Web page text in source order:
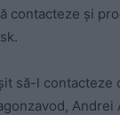
contacteze și
să-l contacteze
Andrei